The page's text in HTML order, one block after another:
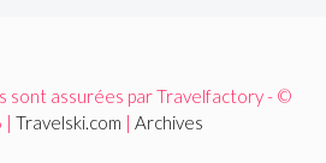
sont assurées par Travelfactory - ©
Travelski.com Archives